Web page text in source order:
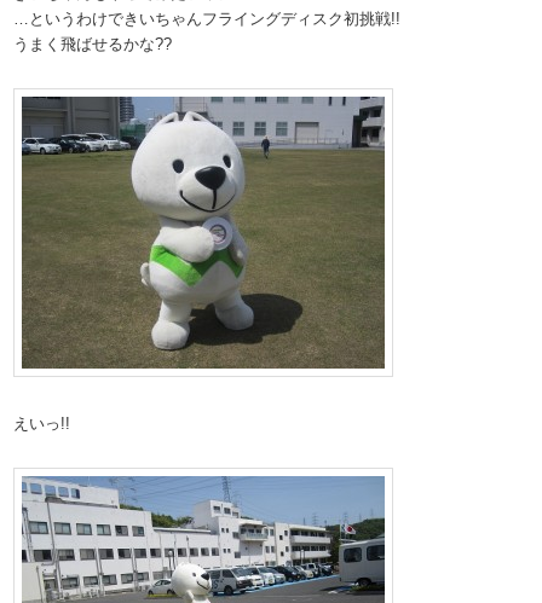
…というわけできいちゃんフライングディスク初挑戦!!
うまく飛ばせるかな??
えいっ!!